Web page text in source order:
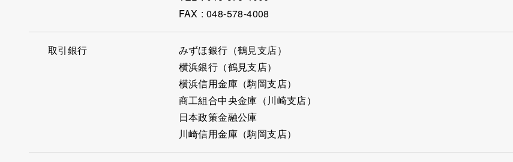
FAX : 048-578-4008
取引銀行
みずほ銀行（鶴見支店）
横浜銀行（鶴見支店）
横浜信用金庫（駒岡支店）
商工組合中央金庫（川崎支店）
日本政策金融公庫
川崎信用金庫（駒岡支店）